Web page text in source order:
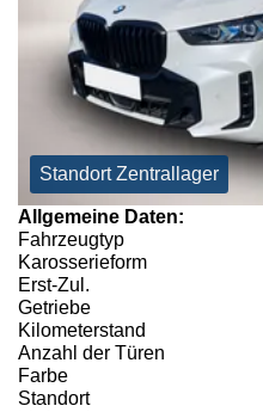
Standort Zentrallager
Allgemeine Daten:
Fahrzeugtyp
Karosserieform
Erst-Zul.
Getriebe
Kilometerstand
Anzahl der Türen
Farbe
Standort